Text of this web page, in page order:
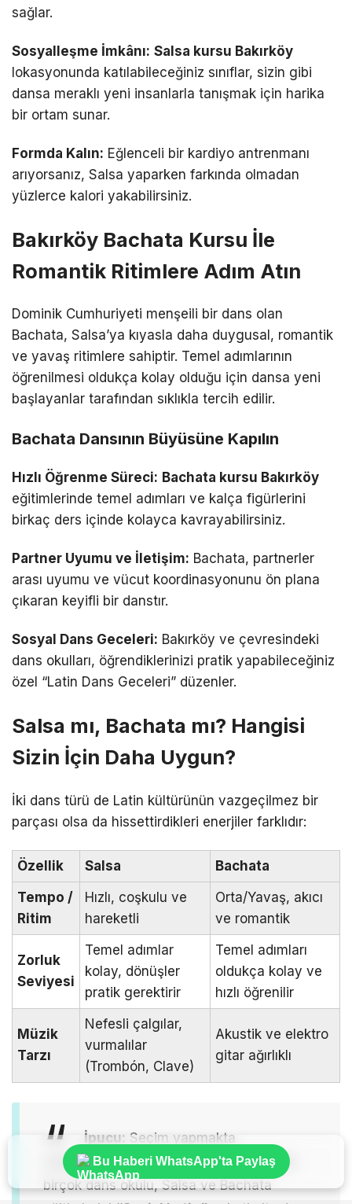
sağlar.
Sosyalleşme İmkânı: Salsa kursu Bakırköy
lokasyonunda katılabileceğiniz sınıflar, sizin gibi
dansa meraklı yeni insanlarla tanışmak için harika
bir ortam sunar.
Formda Kalın: Eğlenceli bir kardiyo antrenmanı
arıyorsanız, Salsa yaparken farkında olmadan
yüzlerce kalori yakabilirsiniz.
Bakırköy Bachata Kursu İle
Romantik Ritimlere Adım Atın
Dominik Cumhuriyeti menşeili bir dans olan
Bachata, Salsa’ya kıyasla daha duygusal, romantik
ve yavaş ritimlere sahiptir. Temel adımlarının
öğrenilmesi oldukça kolay olduğu için dansa yeni
başlayanlar tarafından sıklıkla tercih edilir.
Bachata Dansının Büyüsüne Kapılın
Hızlı Öğrenme Süreci: Bachata kursu Bakırköy
eğitimlerinde temel adımları ve kalça figürlerini
birkaç ders içinde kolayca kavrayabilirsiniz.
Partner Uyumu ve İletişim: Bachata, partnerler
arası uyumu ve vücut koordinasyonunu ön plana
çıkaran keyifli bir danstır.
Sosyal Dans Geceleri: Bakırköy ve çevresindeki
dans okulları, öğrendiklerinizi pratik yapabileceğiniz
özel “Latin Dans Geceleri” düzenler.
Salsa mı, Bachata mı? Hangisi
Sizin İçin Daha Uygun?
İki dans türü de Latin kültürünün vazgeçilmez bir
parçası olsa da hissettirdikleri enerjiler farklıdır:
Özellik Salsa
Bachata
Tempo /
Ritim
Hızlı, coşkulu ve
hareketli
Orta/Yavaş, akıcı
ve romantik
Zorluk
Seviyesi
Temel adımlar
kolay, dönüşler
pratik gerektirir
Temel adımları
oldukça kolay ve
hızlı öğrenilir
Müzik
Tarzı
Nefesli çalgılar,
vurmalılar
(Trombón, Clave)
Akustik ve elektro
gitar ağırlıklı
İpucu: Seçim yapmakta
zorlanıyorsanız üzülmeyin! Bakırköy’deki
birçok dans okulu, Salsa ve Bachata
Bu Haberi WhatsApp'ta Paylaş